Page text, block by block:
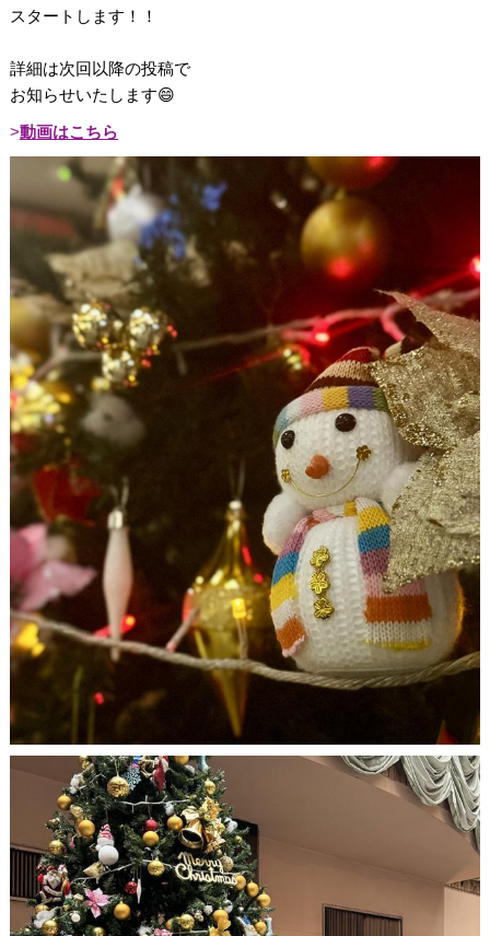
スタートします！！
詳細は次回以降の投稿で
お知らせいたします😄
動画はこちら